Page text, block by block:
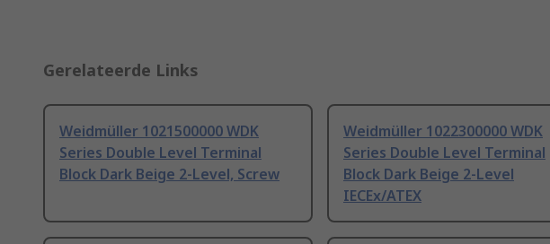
Gerelateerde Links
Weidmüller 1021500000 WDK
Series Double Level Terminal
Block Dark Beige 2-Level, Screw
Weidmüller 1022300000 WDK
Series Double Level Terminal
Block Dark Beige 2-Level
IECEx/ATEX